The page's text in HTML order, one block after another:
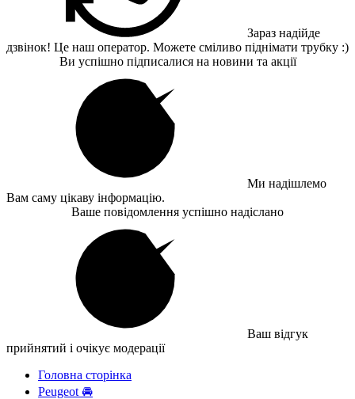
Зараз надійде
дзвінок! Це наш оператор. Можете сміливо піднімати трубку :)
Ви успішно підписалися на новини та акції
Ми надішлемо
Вам саму цікаву інформацію.
Ваше повідомлення успішно надіслано
Ваш відгук
прийнятий і очікує модерації
Головна сторінка
Peugeot 🚘